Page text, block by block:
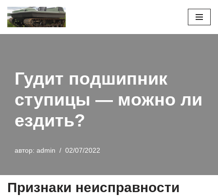
Перейти
Гудит подшипник
ступицы — можно ли
ездить?
автор: admin 02/07/2022
Признаки неисправности